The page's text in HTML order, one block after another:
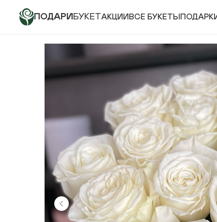
ПОДАРИ БУКЕТАКЦИИ ВСЕ БУКЕТЫ